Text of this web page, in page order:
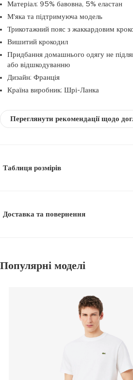
Матеріал: 95% бавовна, 5% еластан
М'яка та підтримуюча модель
Трикотажний пояс з жаккардовим
Вишитий крокодил
Придбання домашнього одягу не
або відшкодуванню
Дизайн: Франція
Країна виробник: Шрі-Ланка
Переглянути рекомендації щодо
Таблиця розмірів
Доставка та повернення
Популярні моделі